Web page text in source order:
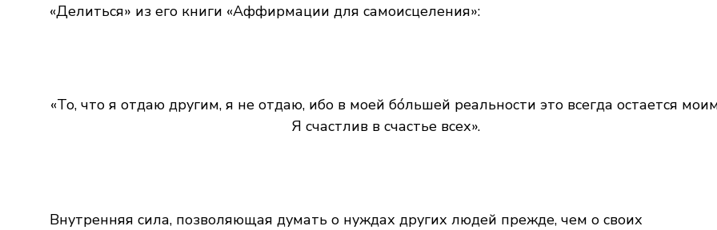
«Делиться» из его книги «Аффирмации для самоисцеления»:
«То, что я отдаю другим, я не отдаю, ибо в моей бóльшей реальности это всегда остается
Я счастлив в счастье всех».
Внутренняя сила, позволяющая думать о нуждах других людей прежде, чем о своих